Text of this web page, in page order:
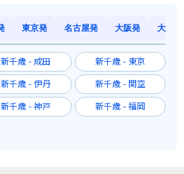
東京発 名古屋発 大阪発 大阪発
新千歳 - 成田 新千歳 - 東京
新千歳 - 伊丹 新千歳 - 関空
新千歳 - 神戸 新千歳 - 福岡